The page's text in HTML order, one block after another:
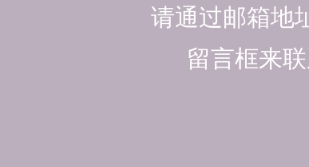
请通过邮箱地
留言框来